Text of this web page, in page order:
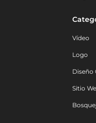
Vídeo
Logo
Diseño
Sitio